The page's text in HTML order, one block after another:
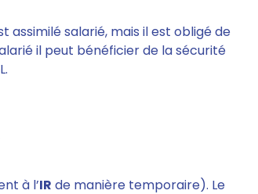
assimilé salarié, mais il est obligé de
il peut bénéficier de la sécurité
à l’IR de manière temporaire). Le